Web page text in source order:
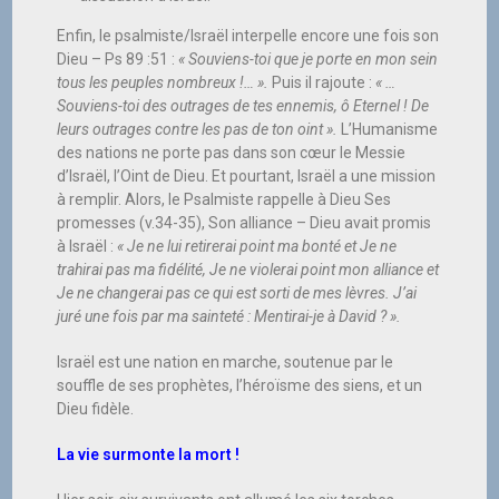
Enfin, le psalmiste/Israël interpelle encore une fois son
Dieu – Ps 89 :51 : « Souviens-toi que je porte en mon sein
tous les peuples nombreux !… ».Puis il rajoute : « …
Souviens-toi des outrages de tes ennemis, ô Eternel ! De
leurs outrages contre les pas de ton oint ». L’Humanisme
des nations ne porte pas dans son cœur le Messie
d’Israël, l’Oint de Dieu. Et pourtant, Israël a une mission
à remplir. Alors, le Psalmiste rappelle à Dieu Ses
promesses (v.34-35), Son alliance – Dieu avait promis
à Israël : « Je ne lui retirerai point ma bonté et Je ne
trahirai pas ma fidélité, Je ne violerai point mon alliance et
Je ne changerai pas ce qui est sorti de mes lèvres. J’ai
juré une fois par ma sainteté : Mentirai-je à David ? ».
Israël est une nation en marche, soutenue par le
souffle de ses prophètes, l’héroïsme des siens, et un
Dieu fidèle.
La vie surmonte la mort !